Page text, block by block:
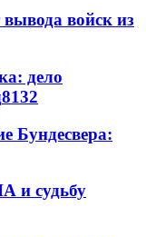
войск из
дело
8132
Бундесвера:
и судьбу